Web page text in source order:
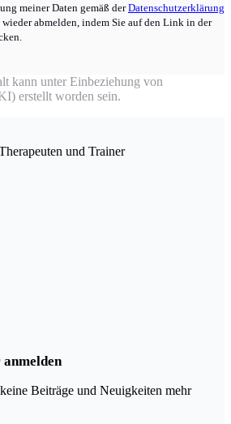
meiner Daten gemäß derDatenschutzerklärung
abmelden, indem Sie auf den Link in der
kann unter Einbeziehung von
erstellt worden sein.
und Trainer
Beiträge und Neuigkeiten mehr